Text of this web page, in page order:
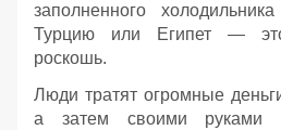
заполненного
Турцию или Египет — это
роскошь.
Люди тратят огромные
а затем своими